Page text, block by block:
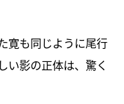
寛も同じように尾行
い影の正体は、驚く